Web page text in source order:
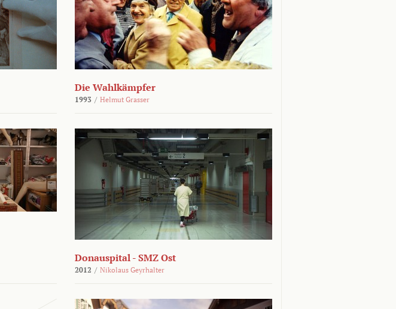
Die Wahlkämpfer
1993 / Helmut Grasser
Donauspital - SMZ Ost
2012 / Nikolaus Geyrhalter